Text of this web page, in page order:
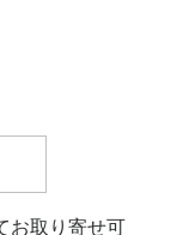
お取り寄せ可